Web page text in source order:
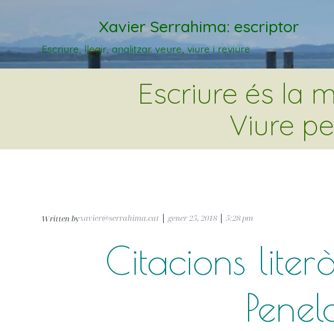
Xavier Serrahima: escriptor
Escriure, llegir, analitzar. veure, viure i reviure
Escriure és la
Viure
Written byxavier@serrahima.cat gener 25, 2018 5:28 pm
Citacions